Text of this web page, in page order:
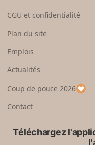
e
u
p
a
CGU et confidentialité
Plan du site
Emplois
Actualités
Coup de pouce 2026
Contact
Téléchargez